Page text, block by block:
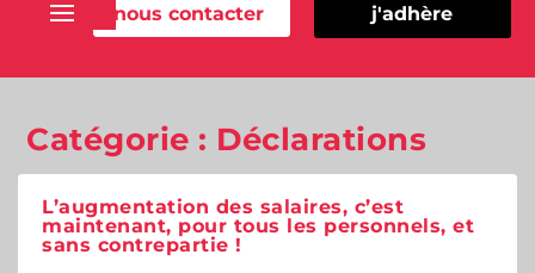
nous contacter j'adhère
Catégorie : Déclarations
L’augmentation des salaires, c’est
maintenant, pour tous les personnels, et
sans contrepartie !